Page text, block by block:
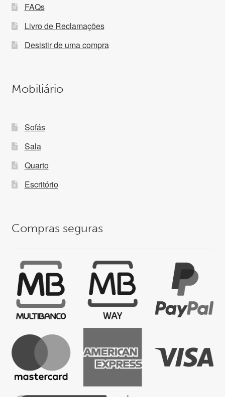
FAQs
Livro de Reclamações
Desistir de uma compra
Mobiliário
Sofás
Sala
Quarto
Escritório
Compras seguras